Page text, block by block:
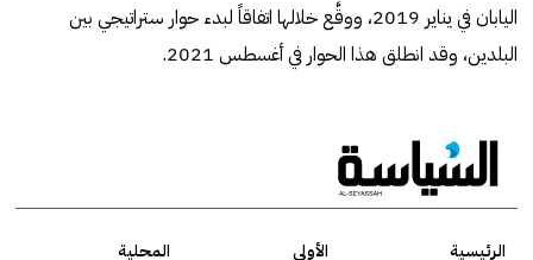
اليابان في يناير 2019، ووقَّع خلالها اتفاقاً لبدء حوار ستراتيجي بين
البلدين، وقد انطلق هذا الحوار في أغسطس 2021.
الرئيسية الأولى
المحلية